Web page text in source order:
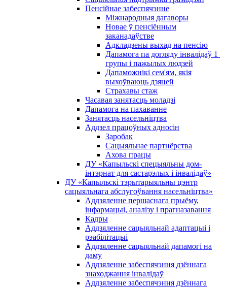
Пенсійнае забеспячэнне
Міжнародныя дагаворы
Новае ў пенсіённым
заканадаўстве
Адкладзены выхад на пенсію
Дапамога па догляду інвалідаў 1 ​​
групы і пажылых людзей
Дапаможнікі сем'ям, якія
выхоўваюць дзяцей
Страхавы стаж
Часавая занятасць моладзі
Дапамога на пахаванне
Занятасць насельніцтва
Аддзел працоўных адносін
Заробак
Сацыяльнае партнёрства
Ахова працы
ДУ «Капыльскі спецыяльны дом-
інтэрнат для састарэлых і інвалідаў»
ДУ «Капыльскі тэрытарыяльны цэнтр
сацыяльнага абслугоўвання насельніцтва»
Аддзяленне першаснага прыёму,
інфармацыі, аналізу і прагназавання
Кадры
Аддзяленне сацыяльнай адаптацыі і
рэабілітацыі
Аддзяленне сацыяльнай дапамогі на
даму
Аддзяленне забеспячэння дзённага
знаходжання інвалідаў
Аддзяленне забеспячэння дзённага